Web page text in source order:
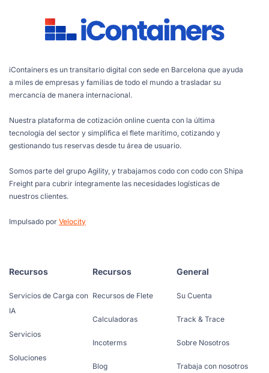
iContainers es un transitario digital con sede en Barcelona que ayuda
a miles de empresas y familias de todo el mundo a trasladar su
mercancía de manera internacional.
Nuestra plataforma de cotización online cuenta con la última
tecnología del sector y simplifica el flete marítimo, cotizando y
gestionando tus reservas desde tu área de usuario.
Somos parte del grupo Agility, y trabajamos codo con codo con Shipa
Freight para cubrir íntegramente las necesidades logísticas de
nuestros clientes.
Impulsado por Velocity
Recursos
Servicios de Carga con
IA
Servicios
Soluciones
Recursos
Recursos de Flete
Calculadoras
Incoterms
Blog
General
Su Cuenta
Track & Trace
Sobre Nosotros
Trabaja con nosotros